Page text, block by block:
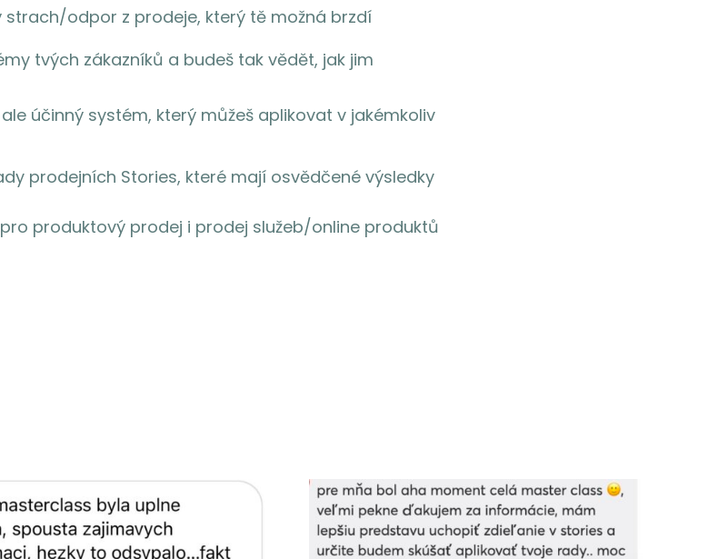
odpor z prodeje, který tě možná brzdí
tvých zákazníků a budeš tak vědět, jak jim
účinný systém, který můžeš aplikovat v jakémkoliv
prodejních Stories, které mají osvědčené výsledky
produktový prodej i prodej služeb/online produktů